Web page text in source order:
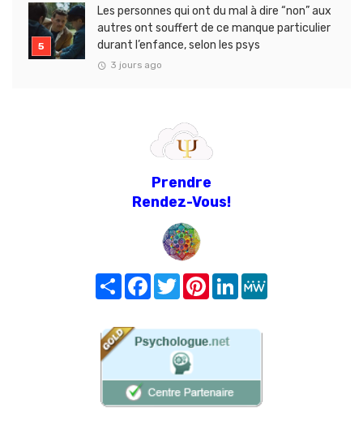
Les personnes qui ont du mal à dire “non” aux
autres ont souffert de ce manque particulier
durant l’enfance, selon les psys
3 jours ago
Prendre
Rendez-Vous!
Share FacebookTwitterPinterest
LinkedIn